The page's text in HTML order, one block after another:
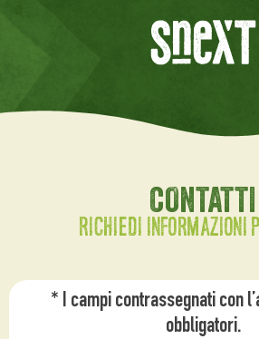
CONTATTI
Richiedi informazioni
* I campi contrassegnati con
obbligatori.